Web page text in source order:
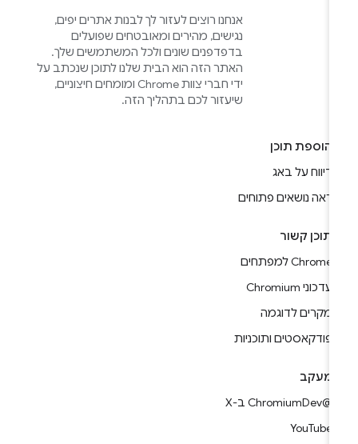
אנחנו רוצים לעזור לך לבנות אתרים יפים,
נגישים, מהירים ומאובטחים שפועלים
בדפדפנים שונים ולכל המשתמשים שלך.
האתר הזה הוא הבית שלנו לתוכן שנכתב על
ידי חברי צוות Chrome ומומחים חיצוניים,
שיעזור לכם בתהליך הזה.
הוספת תוכן
דיווח על באג
ראה נושאים פתוחים
תוכן קשור
Chrome למפתחים
עדכוני Chromium
מקרים לדוגמה
פודקאסטים ותוכניות
מעקב
YouTube